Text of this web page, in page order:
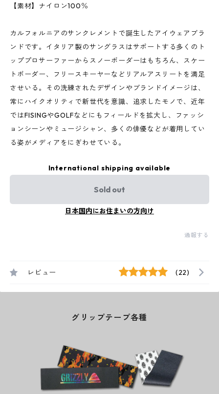
【素材】ナイロン100％
カルフォルニアのサンクレメントで誕生したアイウェアブラ
ンドです。イタリア製のサングラスはサポートする多くのト
ッププロサーファーからスノーボーダーはもちろん、スケー
トボーダー、フリースキーヤーなどリアルアスリートを満足
させいる。その洗練されたデザインやブランドイメージは、
常にハイクオリティで新世代を意識、追求したモノで、近年
ではFISINGやGOLFなどにもフィールドを拡大し、ファッシ
ョンシーンやミュージシャン、多くの俳優などが着用してい
る姿がメディアをにぎわせている。
International shipping available
Sold out
日本国内にお住まいの方向け
通報する
レビュー (22)
グリップテープ各種